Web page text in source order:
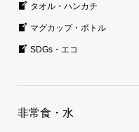
タオル・ハンカチ
マグカップ・ボトル
SDGs・エコ
非常食・水